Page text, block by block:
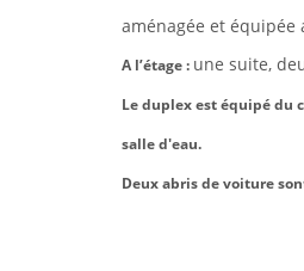
aménagée et
A l’étage : une suite,
Le duplex est équipé du
salle d'eau.
Deux abris de voiture